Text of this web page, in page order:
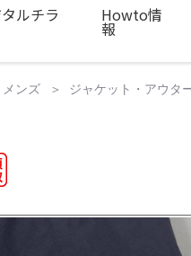
ルチラ Howto情
報
メンズ ジャケット・アウタ